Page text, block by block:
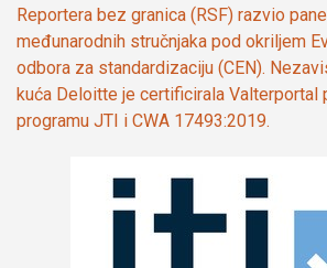
Reportera bez granica (RSF) razvio
međunarodnih stručnjaka pod okriljem
odbora za standardizaciju (CEN).
kuća Deloitte je certificirala Valterportal
programu JTI i CWA 17493:2019.